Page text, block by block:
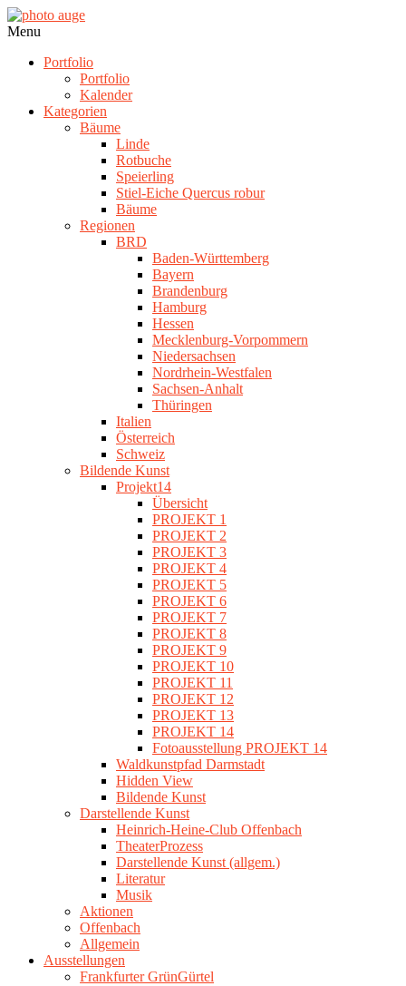
Skip
to
photo
Navigation
Menu
Portfolio
Portfolio
Kalender
Kategorien
Bäume
Linde
Rotbuche
Speierling
Stiel-Eiche Quercus robur
Bäume
Regionen
BRD
Baden-Württemberg
Bayern
Brandenburg
Hamburg
Hessen
Mecklenburg-Vorpommern
Niedersachsen
Nordrhein-Westfalen
Sachsen-Anhalt
Thüringen
Italien
Österreich
Schweiz
Bildende Kunst
Projekt14
Übersicht
PROJEKT 1
PROJEKT 2
PROJEKT 3
PROJEKT 4
PROJEKT 5
PROJEKT 6
PROJEKT 7
PROJEKT 8
PROJEKT 9
PROJEKT 10
PROJEKT 11
PROJEKT 12
PROJEKT 13
PROJEKT 14
Fotoausstellung PROJEKT 14
Waldkunstpfad Darmstadt
Hidden View
Bildende Kunst
Darstellende Kunst
Heinrich-Heine-Club Offenbach
TheaterProzess
Darstellende Kunst (allgem.)
Literatur
Musik
Aktionen
Offenbach
Allgemein
Ausstellungen
Frankfurter GrünGürtel